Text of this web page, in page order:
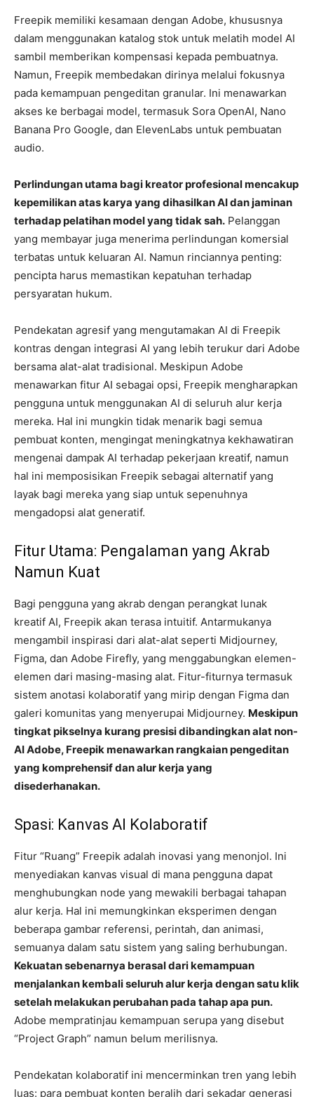
Freepik memiliki kesamaan dengan Adobe, khususnya
dalam menggunakan katalog stok untuk melatih model AI
sambil memberikan kompensasi kepada pembuatnya.
Namun, Freepik membedakan dirinya melalui fokusnya
pada kemampuan pengeditan granular. Ini menawarkan
akses ke berbagai model, termasuk Sora OpenAI, Nano
Banana Pro Google, dan ElevenLabs untuk pembuatan
audio.
Perlindungan utama bagi kreator profesional mencakup
kepemilikan atas karya yang dihasilkan AI dan jaminan
terhadap pelatihan model yang tidak sah. Pelanggan
yang membayar juga menerima perlindungan komersial
terbatas untuk keluaran AI. Namun rinciannya penting:
pencipta harus memastikan kepatuhan terhadap
persyaratan hukum.
Pendekatan agresif yang mengutamakan AI di Freepik
kontras dengan integrasi AI yang lebih terukur dari Adobe
bersama alat-alat tradisional. Meskipun Adobe
menawarkan fitur AI sebagai opsi, Freepik mengharapkan
pengguna untuk menggunakan AI di seluruh alur kerja
mereka. Hal ini mungkin tidak menarik bagi semua
pembuat konten, mengingat meningkatnya kekhawatiran
mengenai dampak AI terhadap pekerjaan kreatif, namun
hal ini memposisikan Freepik sebagai alternatif yang
layak bagi mereka yang siap untuk sepenuhnya
mengadopsi alat generatif.
Fitur Utama: Pengalaman yang Akrab
Namun Kuat
Bagi pengguna yang akrab dengan perangkat lunak
kreatif AI, Freepik akan terasa intuitif. Antarmukanya
mengambil inspirasi dari alat-alat seperti Midjourney,
Figma, dan Adobe Firefly, yang menggabungkan elemen-
elemen dari masing-masing alat. Fitur-fiturnya termasuk
sistem anotasi kolaboratif yang mirip dengan Figma dan
galeri komunitas yang menyerupai Midjourney. Meskipun
tingkat pikselnya kurang presisi dibandingkan alat non-
AI Adobe, Freepik menawarkan rangkaian pengeditan
yang komprehensif dan alur kerja yang
disederhanakan.
Spasi: Kanvas AI Kolaboratif
Fitur “Ruang” Freepik adalah inovasi yang menonjol. Ini
menyediakan kanvas visual di mana pengguna dapat
menghubungkan node yang mewakili berbagai tahapan
alur kerja. Hal ini memungkinkan eksperimen dengan
beberapa gambar referensi, perintah, dan animasi,
semuanya dalam satu sistem yang saling berhubungan.
Kekuatan sebenarnya berasal dari kemampuan
menjalankan kembali seluruh alur kerja dengan satu klik
setelah melakukan perubahan pada tahap apa pun.
Adobe mempratinjau kemampuan serupa yang disebut
“Project Graph” namun belum merilisnya.
Pendekatan kolaboratif ini mencerminkan tren yang lebih
luas: para pembuat konten beralih dari sekadar generasi